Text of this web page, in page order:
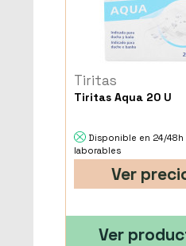
Tiritas
Tiritas Aqua 20 U
Disponible en 24/48h
laborables
Ver
Ver